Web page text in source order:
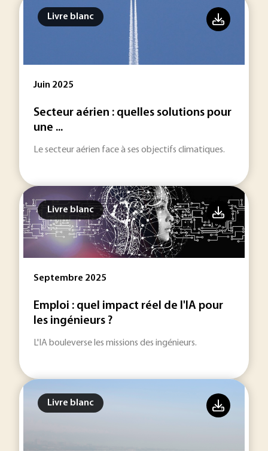
Livre blanc
Juin 2025
Secteur aérien : quelles solutions pour
une ...
Le secteur aérien face à ses objectifs climatiques.
Livre blanc
Septembre 2025
Emploi : quel impact réel de l'IA pour
les ingénieurs ?
L'IA bouleverse les missions des ingénieurs.
Livre blanc